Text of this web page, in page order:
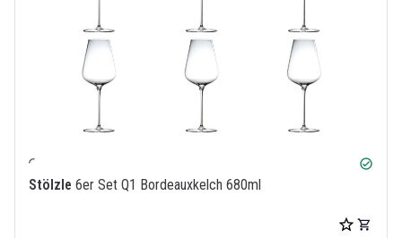
check_circle
Stölzle 6er Set Q1 Bordeauxkelch 680ml